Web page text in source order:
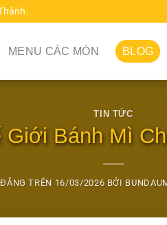
MENU CÁC MÓN BLOG
TIN TỨC
Giới Bánh Mì
TRÊN 16/03/2026 BỞI